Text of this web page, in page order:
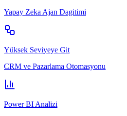
Yapay Zeka Ajan Dagitimi
Yüksek Seviyeye Git
CRM ve Pazarlama Otomasyonu
Power BI Analizi